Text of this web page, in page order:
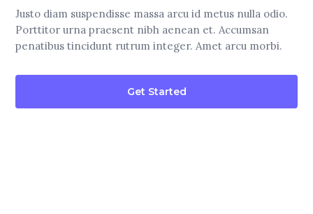
Justo diam suspendisse massa arcu id metus nulla odio.
Porttitor urna praesent nibh aenean et. Accumsan
penatibus tincidunt rutrum integer. Amet arcu morbi.
Get Started